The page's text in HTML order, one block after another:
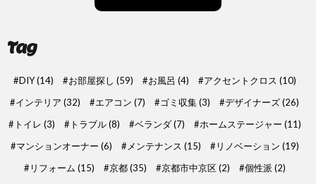
Tag
DIY(14) お部屋探し (59) お風呂 (4) アクセントクロス (10)
インテリア (32) エアコン (7) ゴミ収集(3) デザイナーズ(26)
トイレ (3) トラブル(8) ベランダ(7) ホームステージャー (11)
マンションオーナー (6) メンテナンス (15) リノベーション (19)
リフォーム (15) 京都(35) 京都市中京区(2) 個性派 (2)